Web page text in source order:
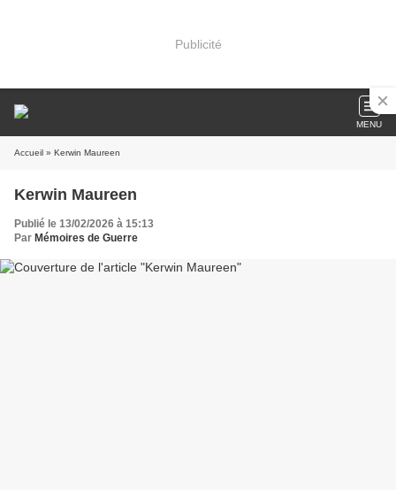
Publicité
MENU
Accueil » Kerwin Maureen
Kerwin Maureen
Publié le 13/02/2026 à 15:13
Par Mémoires de Guerre